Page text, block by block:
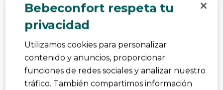
poder guardarla. El tejido con malla transpirable
regula la temperatura y es muy sencillo de
desmontar y lavarlo en lavadora.
Sí, Recomiendo este producto.
Bebeconfort respeta tu
privacidad
Utilizamos cookies para personalizar
contenido y anuncios, proporcionar
funciones de redes sociales y analizar nuestro
tráfico. También compartimos información